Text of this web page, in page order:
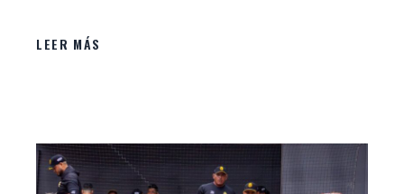
LEER MÁS